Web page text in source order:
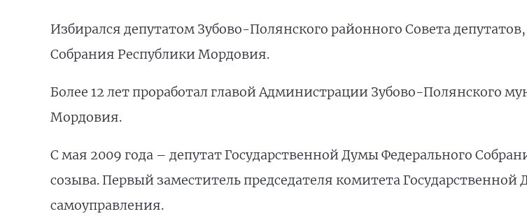
Избирался депутатом Зубово-Полянского районного Совета
Собрания Республики Мордовия.
Более 12 лет проработал главой Администрации Зубово-Полянского
Мордовия.
С мая 2009 года – депутат Государственной Думы Федерального
созыва. Первый заместитель председателя комитета
самоуправления.